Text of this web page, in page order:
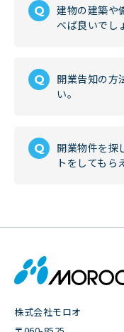
建物の建築や
べば良いでし
開業告知の方
い。
開業物件を探
トをしてもら
株式会社モロオ